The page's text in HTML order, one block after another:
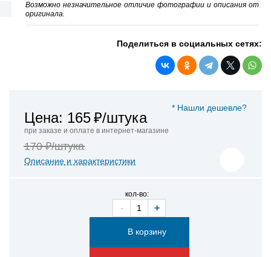
Возможно незначительное отличие фотографии и описания от
оригинала.
Поделиться в социальных сетях:
* Нашли дешевле?
Цена: 165₽/штука
при заказе и оплате в интернет-магазине
170 ₽/штука
Описание и характеристики
кол-во:
- +